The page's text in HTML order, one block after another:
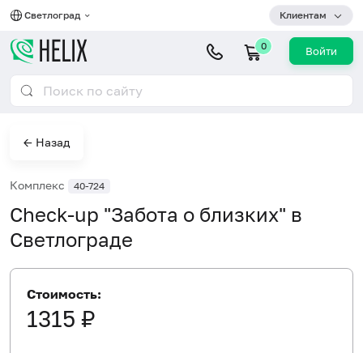
Светлоград Клиентам
0 Войти
← Назад
Комплекс 40-724
Check-up "Забота о близких" в
Светлограде
Стоимость:
1315 ₽